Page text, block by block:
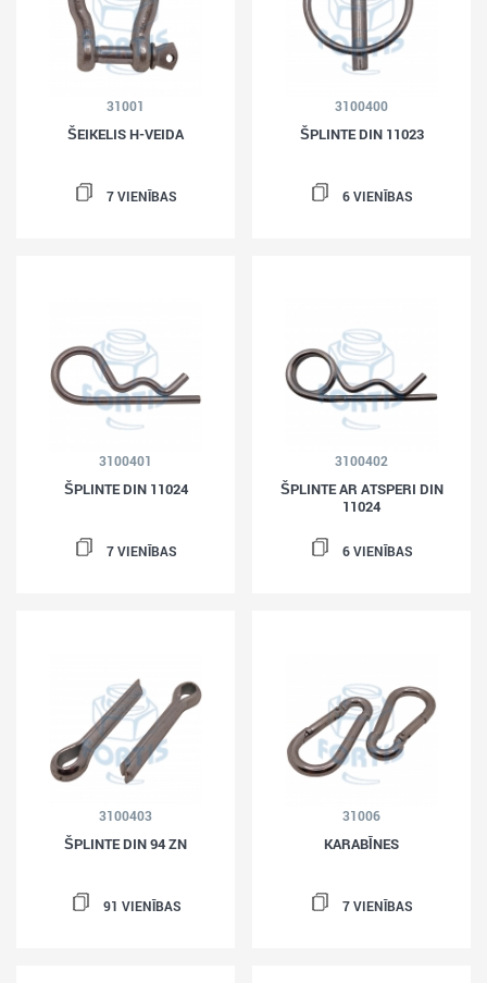
31001
ŠEIKELIS H-VEIDA
7 VIENĪBAS
3100400
ŠPLINTE DIN 11023
6 VIENĪBAS
3100401
ŠPLINTE DIN 11024
7 VIENĪBAS
3100402
ŠPLINTE AR ATSPERI DIN
11024
6 VIENĪBAS
3100403
ŠPLINTE DIN 94 ZN
91 VIENĪBAS
31006
KARABĪNES
7 VIENĪBAS